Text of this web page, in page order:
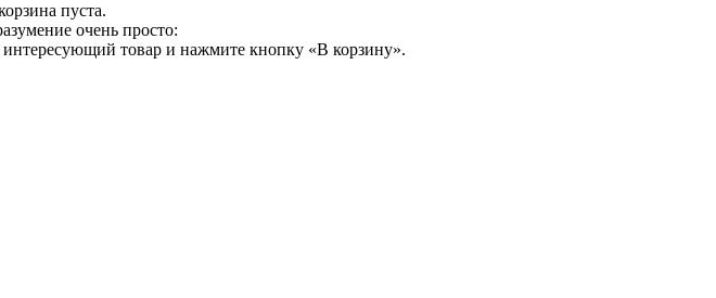
пуста.
очень просто:
интересующий товар и нажмите кнопку «В корзину».